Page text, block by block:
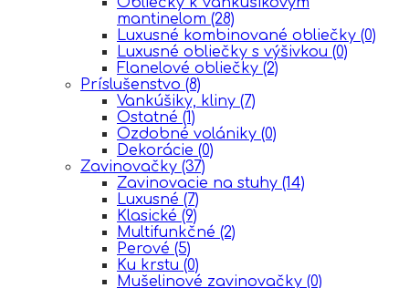
mantinelom (28)
Luxusné kombinované obliečky (0)
Luxusné obliečky s výšivkou (0)
Flanelové obliečky (2)
Príslušenstvo (8)
Vankúšiky, kliny (7)
Ostatné (1)
Ozdobné volániky (0)
Dekorácie (0)
Zavinovačky (37)
Zavinovacie na stuhy (14)
Luxusné (7)
Klasické (9)
Multifunkčné (2)
Perové (5)
Ku krstu (0)
Mušelinové zavinovačky (0)